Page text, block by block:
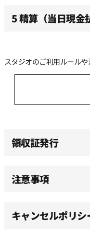
16:00
5 精算（当日現金
スタジオのご利用ルール
領収証発行
注意事項
キャンセルポリシ